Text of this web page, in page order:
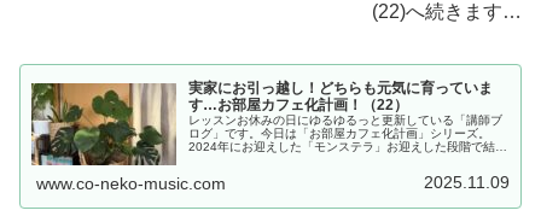
(22)へ続きます…
実家にお引っ越し！どちらも元気に育っていま
す…お部屋カフェ化計画！（22）
レッスンお休みの日にゆるゆるっと更新している「講師ブ
ログ」です。今日は「お部屋カフェ化計画」シリーズ。
2024年にお迎えした「モンステラ」お迎えした段階で結構
www.co-neko-music.com 2025.11.09